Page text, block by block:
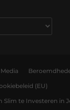
(EU)
te Investeren in